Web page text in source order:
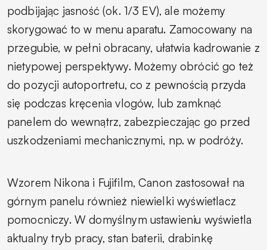
podbijając jasność (ok. 1/3 EV), ale możemy
skorygować to w menu aparatu. Zamocowany na
przegubie, w pełni obracany, ułatwia kadrowanie z
nietypowej perspektywy. Możemy obrócić go też
do pozycji autoportretu, co z pewnością przyda
się podczas kręcenia vlogów, lub zamknąć
panelem do wewnątrz, zabezpieczając go przed
uszkodzeniami mechanicznymi, np. w podróży.
Wzorem Nikona i Fujifilm, Canon zastosował na
górnym panelu również niewielki wyświetlacz
pomocniczy. W domyślnym ustawieniu wyświetla
aktualny tryb pracy, stan baterii, drabinkę